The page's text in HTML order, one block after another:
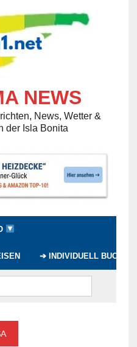
NEWS
News, Wetter &
der Isla Bonita
➔ INDIVIDUELL BUCHEN